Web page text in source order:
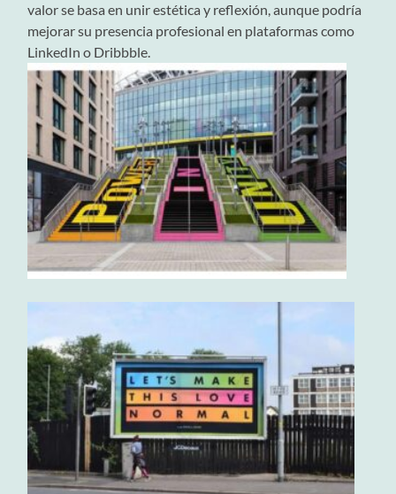
valor se basa en unir estética y reflexión, aunque podría
mejorar su presencia profesional en plataformas como
LinkedIn o Dribbble.